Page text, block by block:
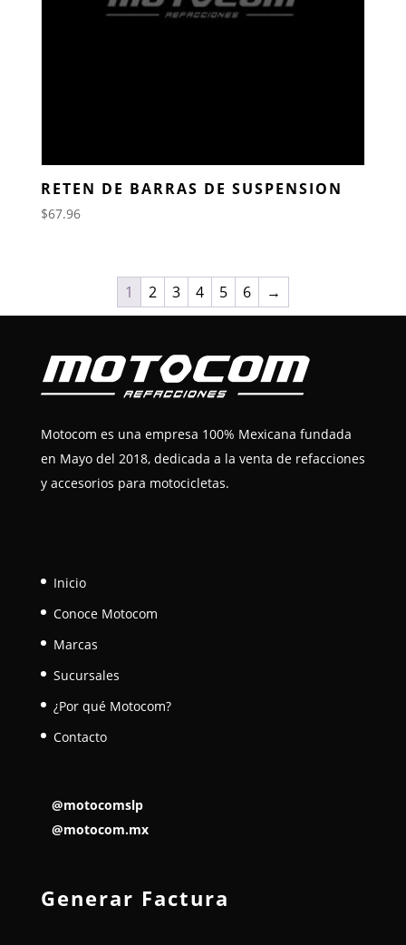
RETEN DE BARRAS DE SUSPENSION
$67.96
1 2 3 4 5 6 →
Motocom es una empresa 100% Mexicana fundada
en Mayo del 2018, dedicada a la venta de refacciones
y accesorios para motocicletas.
Inicio
Conoce Motocom
Marcas
Sucursales
¿Por qué Motocom?
Contacto
@motocomslp
@motocom.mx
Generar Factura